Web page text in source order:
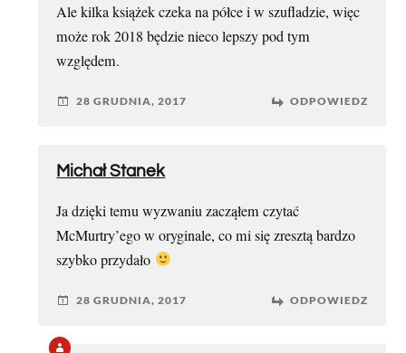
Ale kilka książek czeka na półce i w szufladzie, więc
może rok 2018 będzie nieco lepszy pod tym
względem.
28 GRUDNIA, 2017 ODPOWIEDZ
Michał Stanek
Ja dzięki temu wyzwaniu zacząłem czytać
McMurtry’ego w oryginale, co mi się zresztą bardzo
szybko przydało
28 GRUDNIA, 2017 ODPOWIEDZ